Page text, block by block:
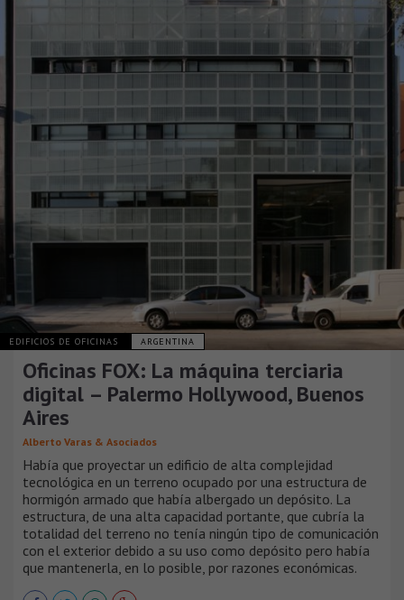
EDIFICIOS DE OFICINAS ARGENTINA
Oficinas FOX: La máquina terciaria
digital – Palermo Hollywood, Buenos
Aires
Alberto Varas & Asociados
Había que proyectar un edificio de alta complejidad
tecnológica en un terreno ocupado por una estructura de
hormigón armado que había albergado un depósito. La
estructura, de una alta capacidad portante, que cubría la
totalidad del terreno no tenía ningún tipo de comunicación
con el exterior debido a su uso como depósito pero había
que mantenerla, en lo posible, por razones económicas.